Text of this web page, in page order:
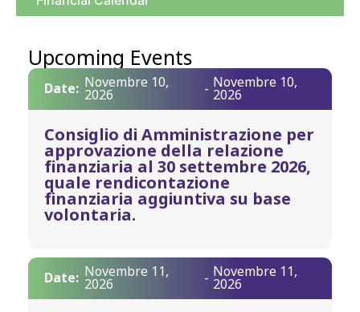
Upcoming Events
Date: Novembre 10,
2026 - Novembre 10,
2026
Consiglio di Amministrazione per
approvazione della relazione
finanziaria al 30 settembre 2026,
quale rendicontazione
finanziaria aggiuntiva su base
volontaria.
Date: Novembre 11,
2026 - Novembre 11,
2026